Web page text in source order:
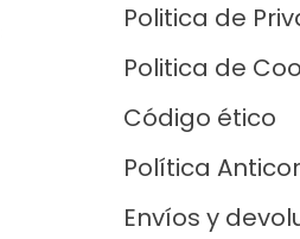
Politica de
Politica de
Código ético
Política
Envíos y